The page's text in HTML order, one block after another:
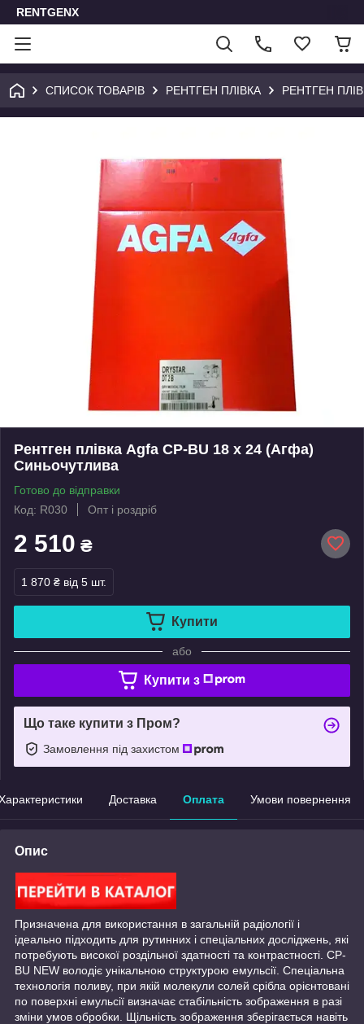
RENTGENX
СПИСОК ТОВАРІВ РЕНТГЕН ПЛІВКА РЕНТГЕН
Рентген плівка Agfa CP-BU 18 х 24 (Агфа)
Синьочутлива
Готово до відправки
Код: R030
Опт і роздріб
2 510 ₴
1 870 ₴ від 5 шт.
Купити
або
Купити з
Що таке купити з Пром?
Замовлення під захистом
Доставка Оплата Умови повернення
Опис
Призначена для використання в загальній радіології і
ідеально підходить для рутинних і спеціальних досліджень, які
потребують високої роздільної здатності та контрастності. CP-
BU NEW володіє унікальною структурою емульсії. Спеціальна
технологія поливу, при якій молекули солей срібла орієнтовані
по поверхні емульсії визначає стабільність зображення в разі
зміни умов обробки. Щільність зображення зберігається навіть